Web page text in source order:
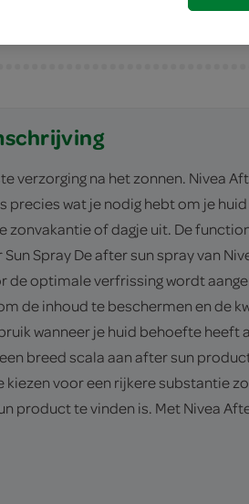
na het zonnen. Nivea
wat je nodig hebt om je
zonvakantie of dagje uit. De
Spray De after sun spray van
optimale verfrissing wordt
de inhoud te beschermen en de
wanneer je huid behoefte heeft
breed scala aan after sun
voor een rijkere substantie
te vinden is. Met Nivea